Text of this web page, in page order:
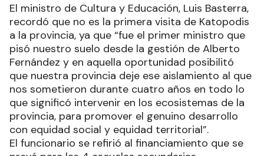
El ministro de Cultura y Educación, Luis Basterra,
recordó que no es la primera visita de Katopodis
a la provincia, ya que “fue el primer ministro que
pisó nuestro suelo desde la gestión de Alberto
Fernández y en aquella oportunidad posibilitó
que nuestra provincia deje ese aislamiento al que
nos sometieron durante cuatro años en todo lo
que significó intervenir en los ecosistemas de la
provincia, para promover el genuino desarrollo
con equidad social y equidad territorial”.
El funcionario se refirió al financiamiento que se